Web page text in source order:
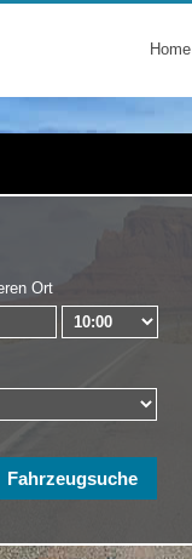
Home
Ort